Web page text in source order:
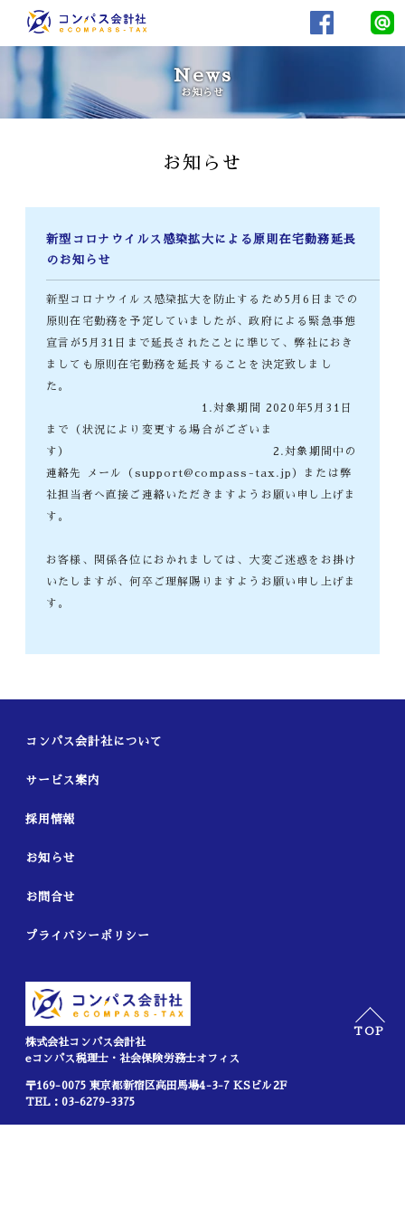
News
お知らせ
お知らせ
新型コロナウイルス感染拡大による原則在宅勤務延長
のお知らせ
新型コロナウイルス感染拡大を防止するため5月6日までの
原則在宅勤務を予定していましたが、政府による緊急事態
宣言が5月31日まで延長されたことに準じて、弊社におき
ましても原則在宅勤務を延長することを決定致しまし
た
1.対象期間 2020年5月31日
まで（状況により変更する場合がございま
す） 2.対象期間中の
連絡先 メール（support@compass-tax.jp）または弊
社担当者へ直接ご連絡いただきますようお願い申し上げま
す。
お客様、関係各位におかれましては、大変ご迷惑をお掛け
いたしますが、何卒ご理解賜りますようお願い申し上げま
す。
株式会社コンパス会計社
eコンパス税理士・社会保険労務士オフィス
〒169-0075 東京都新宿区高田馬場4-3-7 KSビル2F
TEL：03-6279-3375
コンパス会計社について
サービス案内
採用情報
お知らせ
お問合せ
プライバシーポリシー
TOP